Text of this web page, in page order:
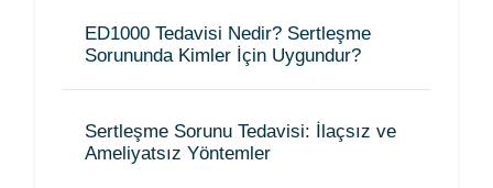
ED1000 Tedavisi Nedir? Sertleşme
Sorununda Kimler İçin Uygundur?
Sertleşme Sorunu Tedavisi: İlaçsız ve
Ameliyatsız Yöntemler